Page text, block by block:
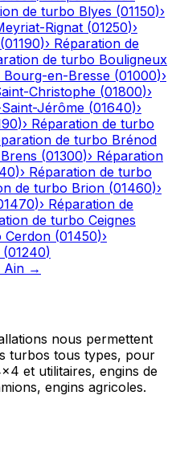
de turbo Blyes (01150)›
Rignat (01250)›
(01190)› Réparation de
de turbo Bouligneux
Bourg-en-Bresse (01000)›
Christophe (01800)›
Jérôme (01640)›
)› Réparation de turbo
de turbo Brénod
Brens (01300)› Réparation
)› Réparation de turbo
de turbo Brion (01460)›
)› Réparation de
de turbo Ceignes
Cerdon (01450)›
(01240)
Ain →
nous permettent
turbos tous types, pour
et utilitaires, engins de
engins agricoles.